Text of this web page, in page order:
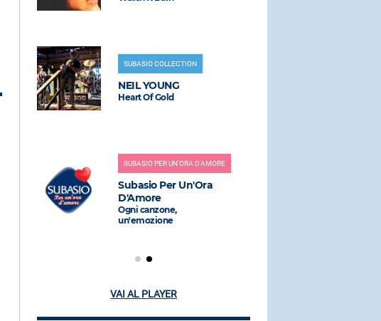
SUBASIO COLLECTION
NEIL YOUNG
Heart Of Gold
SUBASIO PER UN'ORA D'AMORE
Subasio Per Un'Ora
D'Amore
Ogni canzone,
un'emozione
VAI AL PLAYER